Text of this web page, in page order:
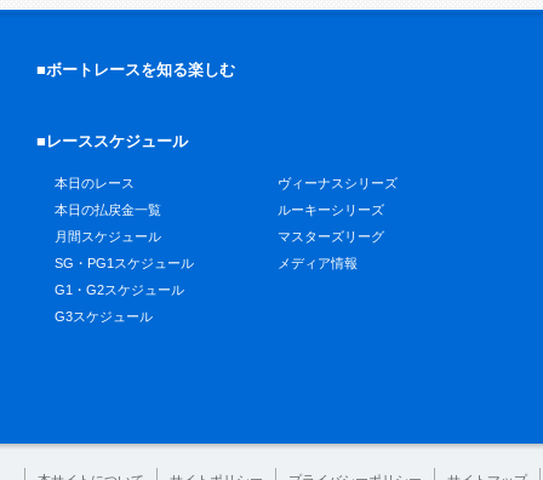
■ボートレースを知る楽しむ
■レーススケジュール
本日のレース
本日の払戻金一覧
月間スケジュール
SG・PG1スケジュール
G1・G2スケジュール
G3スケジュール
ヴィーナスシリーズ
ルーキーシリーズ
マスターズリーグ
メディア情報